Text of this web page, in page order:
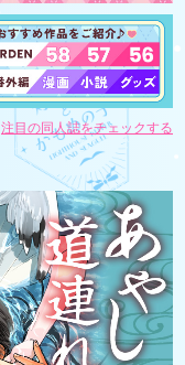
注目の同人誌をチェックする